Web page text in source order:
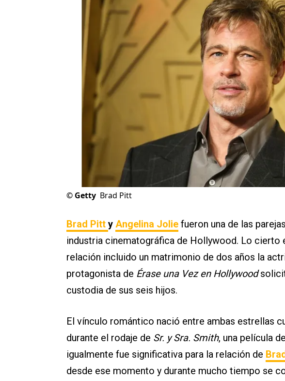
© Getty Brad Pitt
Brad Pitt y Angelina Jolie fueron una de las
industria cinematográfica de Hollywood. Lo cierto
relación incluido un matrimonio de dos años la
protagonista de Érase una Vez en Hollywood
custodia de sus seis hijos.
El vínculo romántico nació entre ambas estrellas
durante el rodaje de Sr. y Sra. Smith, una película
igualmente fue significativa para la relación de
desde ese momento y durante mucho tiempo se